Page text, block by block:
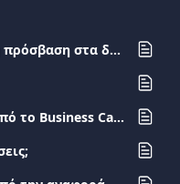
Αναφορά εκκαθάρισης: εύκολη πρόσβαση στα δεδομένα των πωλήσεών σας
Ποιες πληροφορίες λαμβάνω από το Business Card Extrait;